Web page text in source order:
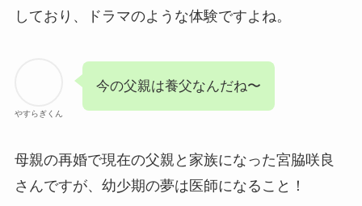
しており、ドラマのような体験ですよね。
やすらぎくん
今の父親は養父なんだね〜
母親の再婚で現在の父親と家族になった宮脇咲良
さんですが、幼少期の夢は医師になること！